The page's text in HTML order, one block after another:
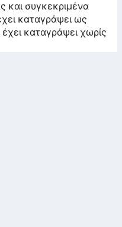
και συγκεκριμένα
καταγράψει ως
καταγράψει χωρίς